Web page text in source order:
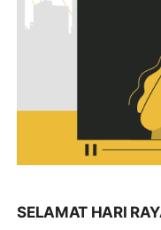
SELAMAT HARI